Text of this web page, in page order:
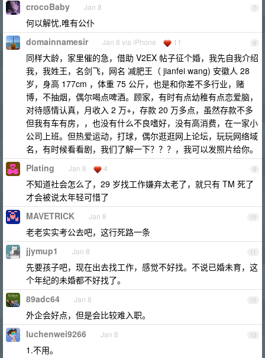
7
crocoBaby Jan 8
何以解忧,唯有公仆
8
domainnamesir Jan 8 via iPhone 11
同样大龄，家里催的急，借助 V2EX 帖子征个婚，我先自我介绍
我，我姓王，名剑飞，网名 减肥王（ jianfei wang) 安徽人 28
岁，身高 177cm ，体重 75 公斤，也是和你差不多行业，赌
博，不抽烟，偶尔喝点啤酒。顾家，有时有点幼稚有点恋爱脑，
对待感情认真，月收入 2 万+，存款 20 万多点，虽然存款不多
但我有车有房，，也没有什么不良嗜好，没有高消费，在一家小
公司上班。但热爱运动，打球，偶尔逛逛网上论坛，玩玩网络域
名，有时候看看剧，我们了解一下？？？，我可以发照片给你。
9
Plating Jan 8 4
不知道社会怎么了，29 岁找工作嫌弃太老了，就只有 TM 死了
才会被说太年轻可惜了
10
MAVETRICK Jan 8
老老实实考公去吧，这行死路一条
11
jjymup1 Jan 8
先要孩子吧，现在出去找工作，感觉不好找。不说已婚未育，这
个年纪的未婚都不好找了。
12
89adc64 Jan 8
外企会好点，但是会比较难入职。
13
luchenwei9266 Jan 8
1.不用。